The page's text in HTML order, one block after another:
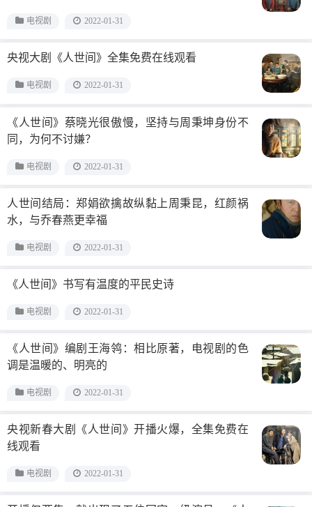
电视剧 2022-01-31
央视大剧《人世间》全集免费在线观看
电视剧 2022-01-31
《人世间》蔡晓光很傲慢，坚持与周秉坤身份不
同，为何不讨嫌？
电视剧 2022-01-31
人世间结局：郑娟欲擒故纵黏上周秉昆，红颜祸
水，与乔春燕更幸福
电视剧 2022-01-31
《人世间》书写有温度的平民史诗
电视剧 2022-01-31
《人世间》编剧王海鸰：相比原著，电视剧的色
调是温暖的、明亮的
电视剧 2022-01-31
央视新春大剧《人世间》开播火爆，全集免费在
线观看
电视剧 2022-01-31